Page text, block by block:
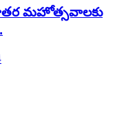
మహోత్సవాలకు